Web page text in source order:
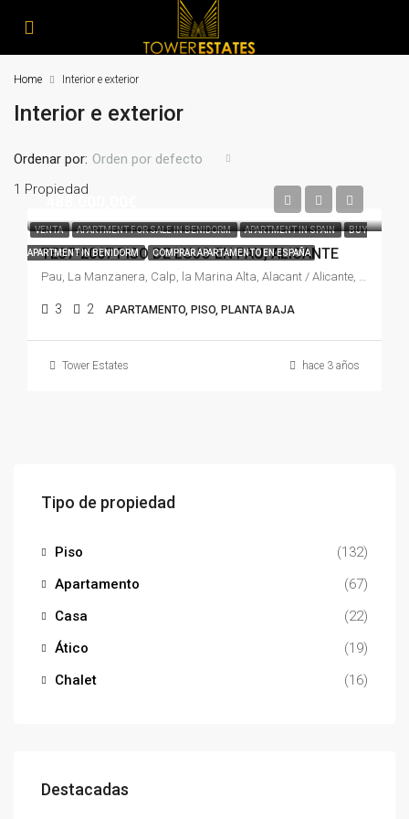
Home Interior e exterior
Interior e exterior
1 Propiedad
Ordenar por: Orden por defecto
VENTA APARTMENT FOR SALE IN BENIDORM APARTMENT IN SPAIN BUY
APARTMENT IN BENIDORM COMPRAR APARTAMENTO EN ESPAÑA
488.000,00€
TE37-2067 PISO DE LUJO EN PAU, ALICANTE
Pau, La Manzanera, Calp, la Marina Alta, Alacant / Alicante, Comunitat Valenciana, 03710, España
3 2 APARTAMENTO, PISO, PLANTA BAJA
Tower Estates hace 3 años
Tipo de propiedad
Piso
(132)
Apartamento
(67)
Casa
(22)
Ático
(19)
Chalet
(16)
Destacadas